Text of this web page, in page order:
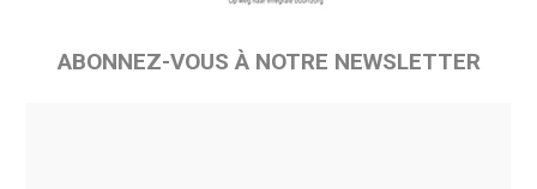
ABONNEZ-VOUS À NOTRE NEWSLETTER